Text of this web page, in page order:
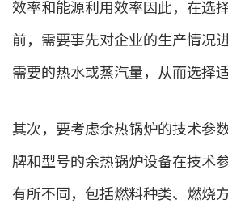
效率和能源利用效率因此，在选
前，需要事先对企业的生产情况
需要的热水或蒸汽量，从而选择
其次，要考虑余热锅炉的技术参
牌和型号的余热锅炉设备在技术
有所不同，包括燃料种类、燃烧